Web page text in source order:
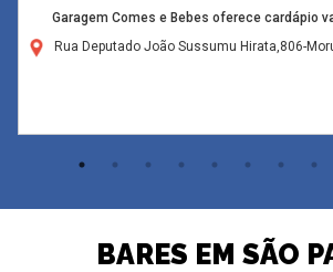
Garagem Comes e Bebes oferece cardápio
Rua Deputado João Sussumu Hirata,806-
BARES EM SÃO